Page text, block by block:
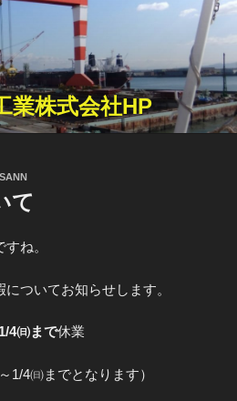
業株式会社HP
て
ね。
ついてお知らせします。
4㈰まで休業
1/4㈰までとなります）